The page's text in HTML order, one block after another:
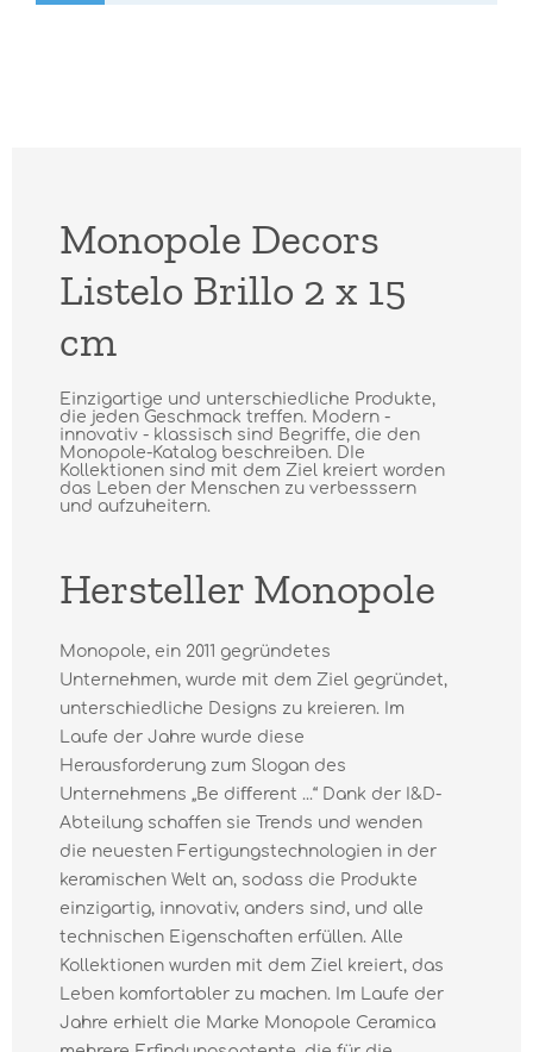
Monopole Decors
Listelo Brillo 2 x 15
cm
Einzigartige und unterschiedliche Produkte,
die jeden Geschmack treffen. Modern -
innovativ - klassisch sind Begriffe, die den
Monopole-Katalog beschreiben. DIe
Kollektionen sind mit dem Ziel kreiert worden
das Leben der Menschen zu verbesssern
und aufzuheitern.
Hersteller Monopole
Monopole, ein 2011 gegründetes
Unternehmen, wurde mit dem Ziel gegründet,
unterschiedliche Designs zu kreieren. Im
Laufe der Jahre wurde diese
Herausforderung zum Slogan des
Unternehmens „Be diﬀerent ...“ Dank der I&D-
Abteilung schaffen sie Trends und wenden
die neuesten Fertigungstechnologien in der
keramischen Welt an, sodass die Produkte
einzigartig, innovativ, anders sind, und alle
technischen Eigenschaften erfüllen. Alle
Kollektionen wurden mit dem Ziel kreiert, das
Leben komfortabler zu machen. Im Laufe der
Jahre erhielt die Marke Monopole Ceramica